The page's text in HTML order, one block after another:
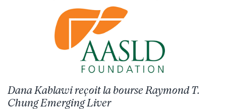
Dana Kablawi reçoit la bourse Raymond T.
Chung Emerging Liver